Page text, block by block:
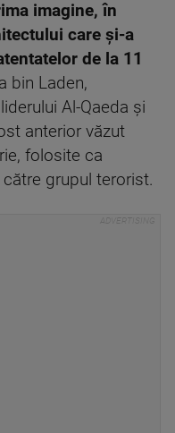
imagine, în
care și-a
de la 11
bin Laden,
Al-Qaeda și
anterior văzut
folosite ca
grupul terorist.